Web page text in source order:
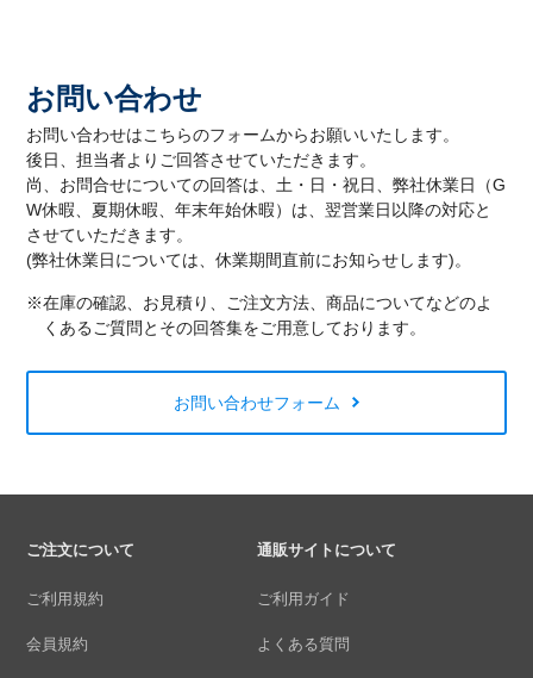
お問い合わせ
お問い合わせはこちらのフォームからお願いいたします。
後日、担当者よりご回答させていただきます。
尚、お問合せについての回答は、土・日・祝日、弊社休業日（G
W休暇、夏期休暇、年末年始休暇）は、翌営業日以降の対応と
させていただきます。
(弊社休業日については、休業期間直前にお知らせします)。
※在庫の確認、お見積り、ご注文方法、商品についてなどのよ
くあるご質問とその回答集をご用意しております。
お問い合わせフォーム
ご注文について
ご利用規約
会員規約
通販サイトについて
ご利用ガイド
よくある質問